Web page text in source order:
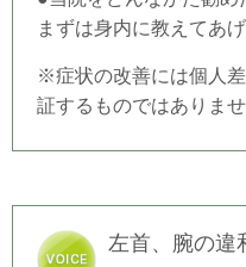
まずは身内に教えてあげ
※症状の改善には個人
証するものではありませ
左首、腕の違